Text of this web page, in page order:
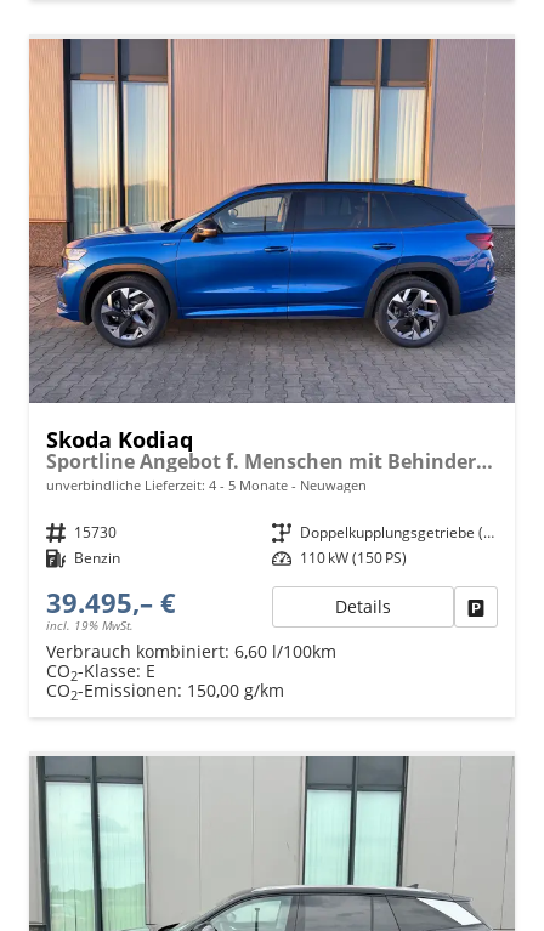
Skoda Kodiaq
Sportline Angebot f. Menschen mit Behinderung ab 50%! 1.5 TSI 150PS DSG, 19" Alu, NAVI 13", MATRIX-LED-Scheinwerfer, KESSY, Alarm, Parksensoren vorn/hinten, Rückfahrkamera, Tempomat, Elektr. Heckklappe + Fahrersitz, Sitzheizung, 3-Zonen-Climatronic
unverbindliche Lieferzeit: 4 - 5 Monate Neuwagen
Fahrzeugnr. 15730 Getriebe
Doppelkupplungsgetriebe (DSG)
Kraftstoff Benzin Leistung 110 kW (150 PS)
39.495,– €
incl. 19% MwSt.
Details
Verbrauch kombiniert: 6,60 l/100km
CO2-Klasse: E
CO2-Emissionen: 150,00 g/km